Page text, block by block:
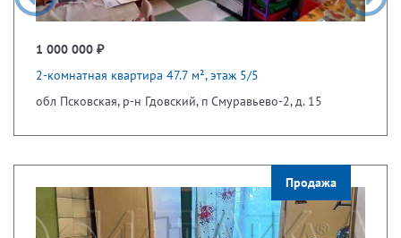
1 000 000 ₽
2-комнатная квартира 47.7 м², этаж 5/5
обл Псковская, р-н Гдовский, п Смуравьево-2, д. 15
Продажа